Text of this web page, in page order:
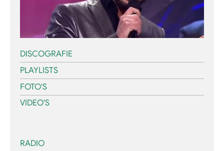
DISCOGRAFIE
PLAYLISTS
FOTO'S
VIDEO'S
RADIO